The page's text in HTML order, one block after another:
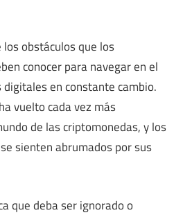
los obstáculos que los
conocer para navegar en el
en constante cambio.
vuelto cada vez más
de las criptomonedas, y los
sienten abrumados por sus
que deba ser ignorado o